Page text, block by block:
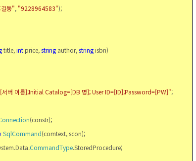
동", "9228964583");
title,intprice,string author,stringisbn)
서버 이름];Initial Catalog=[DB 명]; User ID=[ID];Password=[PW]";
(constr);
SqlCommand(comtext, scon);
CommandType.StoredProcedure;